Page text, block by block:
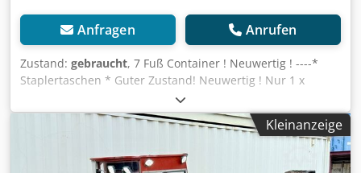
Anfragen Anrufen
Zustand: gebraucht, 7 Fuß Container ! Neuwertig ! ----*
Staplertaschen * Guter Zustand! Neuwertig ! Nur 1 x
benutzt ! * Mehrfach vorhanden * Maße: Länge = ca.
2.20m, Breite = ca. 1.63m, Höhe = ca. 1.75m * Preis ab
24601 Stolpe, DE : 1.490 Euro, netto + 19 % MwSt.
anrufen: For more question please call: Erik Kortum: Whats
Kleinanzeige